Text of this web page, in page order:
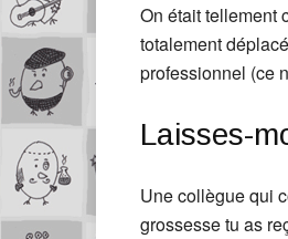
On était tellement
totalement
professionnel (ce
Laisses-
Une collègue qui
grossesse tu as